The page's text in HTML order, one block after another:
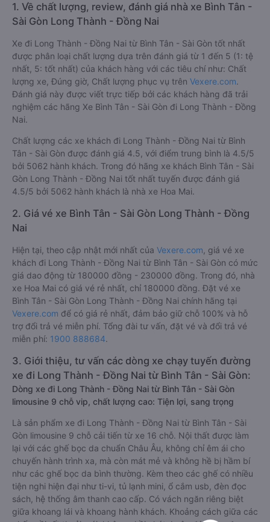
1. Về chất lượng, review, đánh giá nhà xe Bình Tân -
Sài Gòn Long Thành - Đồng Nai
Xe đi Long Thành - Đồng Nai từ Bình Tân - Sài Gòn tốt nhất
được phân loại chất lượng dựa trên đánh giá từ 1 đến 5 (1: tệ
nhất, 5: tốt nhất) của khách hàng với các tiêu chí như: Chất
lượng xe, Đúng giờ, Chất lượng phục vụ trên Vexere.com.
Đánh giá này được viết trực tiếp bởi các khách hàng đã trải
nghiệm các hãng Xe Bình Tân - Sài Gòn đi Long Thành - Đồng
Nai.
Chất lượng các xe khách đi Long Thành - Đồng Nai từ Bình
Tân - Sài Gòn được đánh giá 4.5, với điểm trung bình là 4.5/5
bởi 5062 hành khách. Trong đó hãng xe khách Bình Tân - Sài
Gòn Long Thành - Đồng Nai tốt nhất tuyến được đánh giá
4.5/5 bởi 5062 hành khách là nhà xe Hoa Mai.
2. Giá vé xe Bình Tân - Sài Gòn Long Thành - Đồng
Nai
Hiện tại, theo cập nhật mới nhất của Vexere.com , giá vé xe
khách đi Long Thành - Đồng Nai từ Bình Tân - Sài Gòn có mức
giá dao động từ 180000 đồng - 230000 đồng. Trong đó, nhà
xe Hoa Mai có giá vé rẻ nhất, chỉ 180000 đồng. Đặt vé xe
Bình Tân - Sài Gòn Long Thành - Đồng Nai chính hãng tại
Vexere.com để có giá rẻ nhất, đảm bảo giữ chỗ 100% và hỗ
trợ đổi trả vé miễn phí. Tổng đài tư vấn, đặt vé và đổi trả vé
miễn phí: 1900 888684.
3. Giới thiệu, tư vấn các dòng xe chạy tuyến đường
xe đi Long Thành - Đồng Nai từ Bình Tân - Sài Gòn:
Dòng xe đi Long Thành - Đồng Nai từ Bình Tân - Sài Gòn
limousine 9 chỗ vip, chất lượng cao: Tiện lợi, sang trọng
Là sản phẩm xe đi Long Thành - Đồng Nai từ Bình Tân - Sài
Gòn limousine 9 chỗ cải tiến từ xe 16 chỗ. Nội thất được làm
lại với các ghế bọc da chuẩn Châu Âu, không chỉ êm ái cho
chuyến hành trình xa, mà còn mát mẻ và không hề bị hầm bí
như các ghế bọc da bình thường. Kèm theo các ghế có nhiều
tiện nghi hiện đại như ti-vi, tủ lạnh mini, ổ cắm usb, đèn đọc
sách, hệ thống âm thanh cao cấp. Có vách ngăn riêng biệt
giữa khoang lái và khoang hành khách. Khoảng cách giữa các